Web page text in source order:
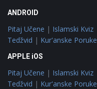
ANDROID
Pitaj Učene | Islamski Kviz
Tedžvid | Kur'anske Poruke
APPLE iOS
Pitaj Učene | Islamski Kviz
Tedžvid | Kur'anske Poruke